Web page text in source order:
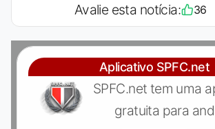
Avalie esta notícia: 36
Aplicativo SPFC.net
SPFC.net tem uma
gratuita para